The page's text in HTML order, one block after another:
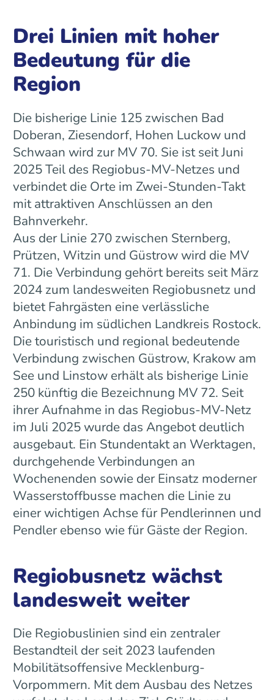
Drei Linien mit hoher
Bedeutung für die
Region
Die bisherige Linie 125 zwischen Bad
Doberan, Ziesendorf, Hohen Luckow und
Schwaan wird zur MV 70. Sie ist seit Juni
2025 Teil des Regiobus-MV-Netzes und
verbindet die Orte im Zwei-Stunden-Takt
mit attraktiven Anschlüssen an den
Bahnverkehr.
Aus der Linie 270 zwischen Sternberg,
Prützen, Witzin und Güstrow wird die MV
71. Die Verbindung gehört bereits seit März
2024 zum landesweiten Regiobusnetz und
bietet Fahrgästen eine verlässliche
Anbindung im südlichen Landkreis Rostock.
Die touristisch und regional bedeutende
Verbindung zwischen Güstrow, Krakow am
See und Linstow erhält als bisherige Linie
250 künftig die Bezeichnung MV 72. Seit
ihrer Aufnahme in das Regiobus-MV-Netz
im Juli 2025 wurde das Angebot deutlich
ausgebaut. Ein Stundentakt an Werktagen,
durchgehende Verbindungen an
Wochenenden sowie der Einsatz moderner
Wasserstoffbusse machen die Linie zu
einer wichtigen Achse für Pendlerinnen und
Pendler ebenso wie für Gäste der Region.
Regiobusnetz wächst
landesweit weiter
Die Regiobuslinien sind ein zentraler
Bestandteil der seit 2023 laufenden
Mobilitätsoffensive Mecklenburg-
Vorpommern. Mit dem Ausbau des Netzes